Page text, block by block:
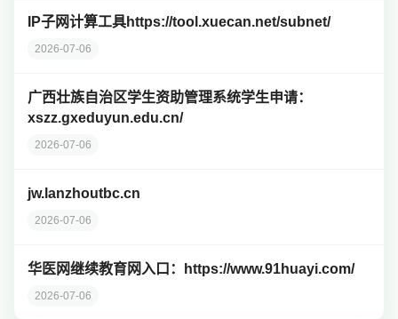
IP子网计算工具https://tool.xuecan.net/subnet/
2026-07-06
广西壮族自治区学生资助管理系统学生申请：
xszz.gxeduyun.edu.cn/
2026-07-06
jw.lanzhoutbc.cn
2026-07-06
华医网继续教育网入口：https://www.91huayi.com/
2026-07-06